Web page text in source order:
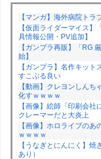
【マンガ】海外病院トラ
【仮面ライダーマイス
具情報公開・PV追加】
【ガンプラ再販】「RG
始】
【ガンプラ】名作キッ
すこぶる良い
【動画】クレヨンしん
化すｗｗｗｗ
【画像】絵師「印刷会
クレーマーだと大炎上
【画像】ホロライブの
ｗｗｗｗ
【うなぎとにんにく】
あり）